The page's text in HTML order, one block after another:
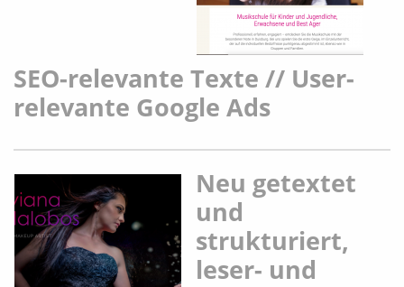
SEO-relevante Texte // User-
relevante Google Ads
Neu getextet
und
strukturiert,
leser- und